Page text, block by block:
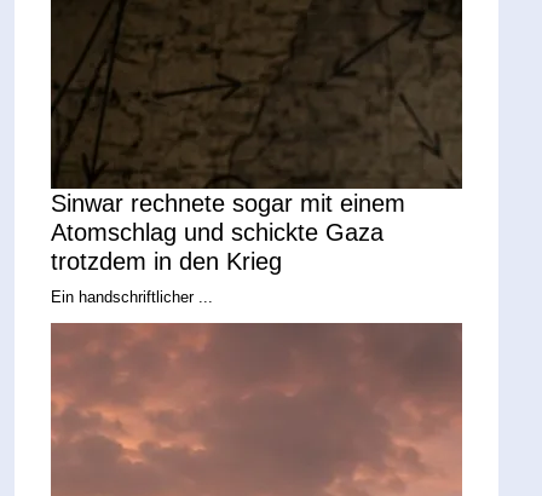
Sinwar rechnete sogar mit einem
Atomschlag und schickte Gaza
trotzdem in den Krieg
Ein handschriftlicher ...